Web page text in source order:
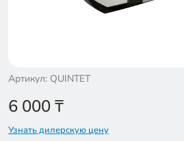
Артикул: QUINTET
6 000₸
Узнать дилерскую цену